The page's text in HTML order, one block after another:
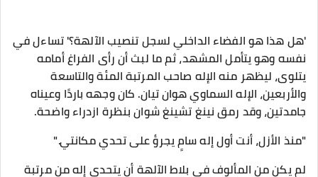
'هل هذا هو الفضاء الداخلي لسجل تنصيب الآلهة؟' تساءل في
نفسه وهو يتأمل المشهد، ثم ما لبث أن رأى الفراغ أمامه
يتلوى، ليظهر منه الإله صاحب المرتبة المئة والتاسعة
والأربعين، الإله السماوي هوان تيان. كان وجهه باردًا وعيناه
جامدتين، وقد رمق نينغ تشينغ شوان بنظرة ازدراء واضحة.
"منذ الأزل، أنت أول إله سامٍ يجرؤ على تحدي مكانتي."
لم يكن من المألوف في بلاط الآلهة أن يتحدى إله من مرتبة